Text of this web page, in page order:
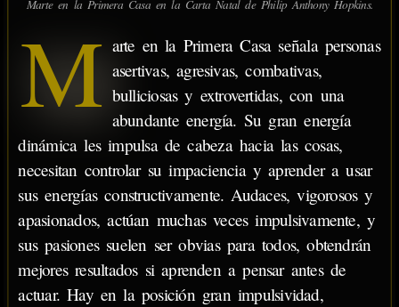
Marte en la Primera Casa en la Carta Natal de Philip Anthony Hopkins.
M arte en la Primera Casa señala personas
asertivas, agresivas, combativas,
bulliciosas y extrovertidas, con una
abundante energía. Su gran energía
dinámica les impulsa de cabeza hacia las cosas,
necesitan controlar su impaciencia y aprender a usar
sus energías constructivamente. Audaces, vigorosos y
apasionados, actúan muchas veces impulsivamente, y
sus pasiones suelen ser obvias para todos, obtendrán
mejores resultados si aprenden a pensar antes de
actuar. Hay en la posición gran impulsividad,